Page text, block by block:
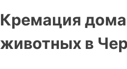
Кремация
животных в